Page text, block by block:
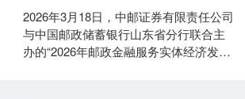
2026年3月18日，中邮证券有限责任公司
与中国邮政储蓄银行山东省分行联合主
办的“2026年邮政金融服务实体经济发展